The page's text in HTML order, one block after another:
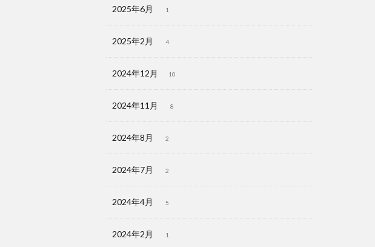
2025年6月 1
2025年2月 4
2024年12月 10
2024年11月 8
2024年8月 2
2024年7月 2
2024年4月 5
2024年2月 1